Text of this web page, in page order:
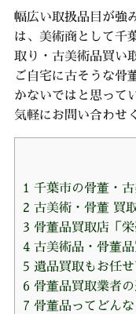
幅広い取扱品目が強
は、美術商として千
取り・古美術品買い
ご自宅に古そうな骨
かないではと思って
気軽にお問い合わせ
1 千葉市の骨董・
2 古美術・骨董 買
3 骨董品買取店「
4 古美術品・骨董
5 遺品買取もお任せ
6 骨董品買取業者
7 骨董品ってどんな